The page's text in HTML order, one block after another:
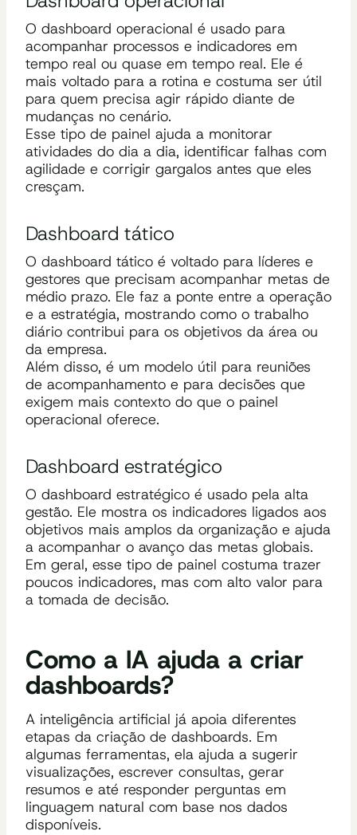
O dashboard operacional é usado para
acompanhar processos e indicadores em
tempo real ou quase em tempo real. Ele é
mais voltado para a rotina e costuma ser útil
para quem precisa agir rápido diante de
mudanças no cenário.
Esse tipo de painel ajuda a monitorar
atividades do dia a dia, identificar falhas com
agilidade e corrigir gargalos antes que eles
cresçam.
Dashboard tático
O dashboard tático é voltado para líderes e
gestores que precisam acompanhar metas de
médio prazo. Ele faz a ponte entre a operação
e a estratégia, mostrando como o trabalho
diário contribui para os objetivos da área ou
da empresa.
Além disso, é um modelo útil para reuniões
de acompanhamento e para decisões que
exigem mais contexto do que o painel
operacional oferece.
Dashboard estratégico
O dashboard estratégico é usado pela alta
gestão. Ele mostra os indicadores ligados aos
objetivos mais amplos da organização e ajuda
a acompanhar o avanço das metas globais.
Em geral, esse tipo de painel costuma trazer
poucos indicadores, mas com alto valor para
a tomada de decisão.
Como a IA ajuda a criar
dashboards?
A inteligência artificial já apoia diferentes
etapas da criação de dashboards. Em
algumas ferramentas, ela ajuda a sugerir
visualizações, escrever consultas, gerar
resumos e até responder perguntas em
linguagem natural com base nos dados
disponíveis.